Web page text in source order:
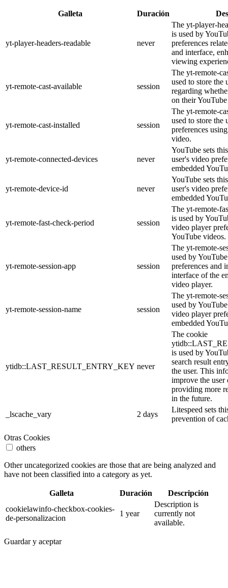
Galleta Duración
yt-player-headers-readable never
The yt-player-
is used by
preferences
and interface,
viewing
yt-remote-cast-available session
The yt-remote-
used to store the
regarding
on their
yt-remote-cast-installed session
The yt-remote-
used to store the
preferences
video.
yt-remote-connected-devices never
YouTube sets
user's video
embedded
yt-remote-device-id never
YouTube sets
user's video
embedded
yt-remote-fast-check-period session
The yt-remote-
is used by
video player
YouTube videos.
yt-remote-session-app session
The yt-remote-
used by
preferences and
interface of the
video player.
yt-remote-session-name session
The yt-remote-
used by
video player
embedded
ytidb::LAST_RESULT_ENTRY_KEY never
The cookie
is used by
search result
the user. This
improve the user
providing more
in the future.
_lscache_vary
2 days
Litespeed sets
prevention of
Otras Cookies
others
Other uncategorized cookies are those that are being analyzed and
have not been classified into a category as yet.
Galleta Duración
Descripción
cookielawinfo-checkbox-cookies-
de-personalizacion
1 year
Description is
currently not
available.
Guardar y aceptar